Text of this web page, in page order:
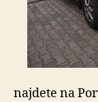
najdete na